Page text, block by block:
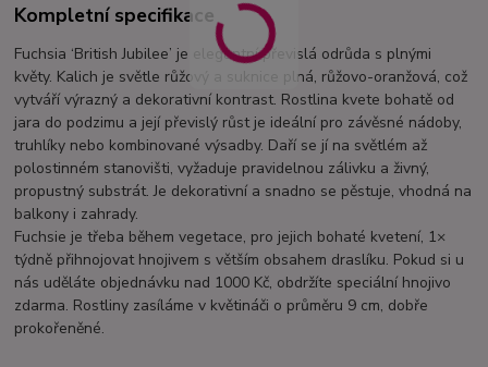
Kompletní specifikace
Fuchsia ‘British Jubilee’ je elegantní převislá odrůda s plnými
květy. Kalich je světle růžový a suknice plná, růžovo-oranžová, což
vytváří výrazný a dekorativní kontrast. Rostlina kvete bohatě od
jara do podzimu a její převislý růst je ideální pro závěsné nádoby,
truhlíky nebo kombinované výsadby. Daří se jí na světlém až
polostinném stanovišti, vyžaduje pravidelnou zálivku a živný,
propustný substrát. Je dekorativní a snadno se pěstuje, vhodná na
balkony i zahrady.
Fuchsie je třeba během vegetace, pro jejich bohaté kvetení, 1×
týdně přihnojovat hnojivem s větším obsahem draslíku. Pokud si u
nás uděláte objednávku nad 1000 Kč, obdržíte speciální hnojivo
zdarma. Rostliny zasíláme v květináči o průměru 9 cm, dobře
prokořeněné.